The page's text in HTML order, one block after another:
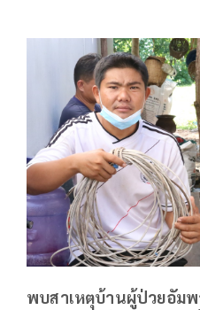
พบสาเหตุบ้านผู้ป่วยอัมพ